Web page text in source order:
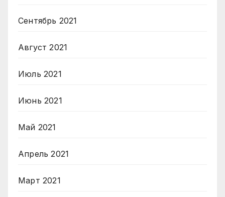
Сентябрь 2021
Август 2021
Июль 2021
Июнь 2021
Май 2021
Апрель 2021
Март 2021